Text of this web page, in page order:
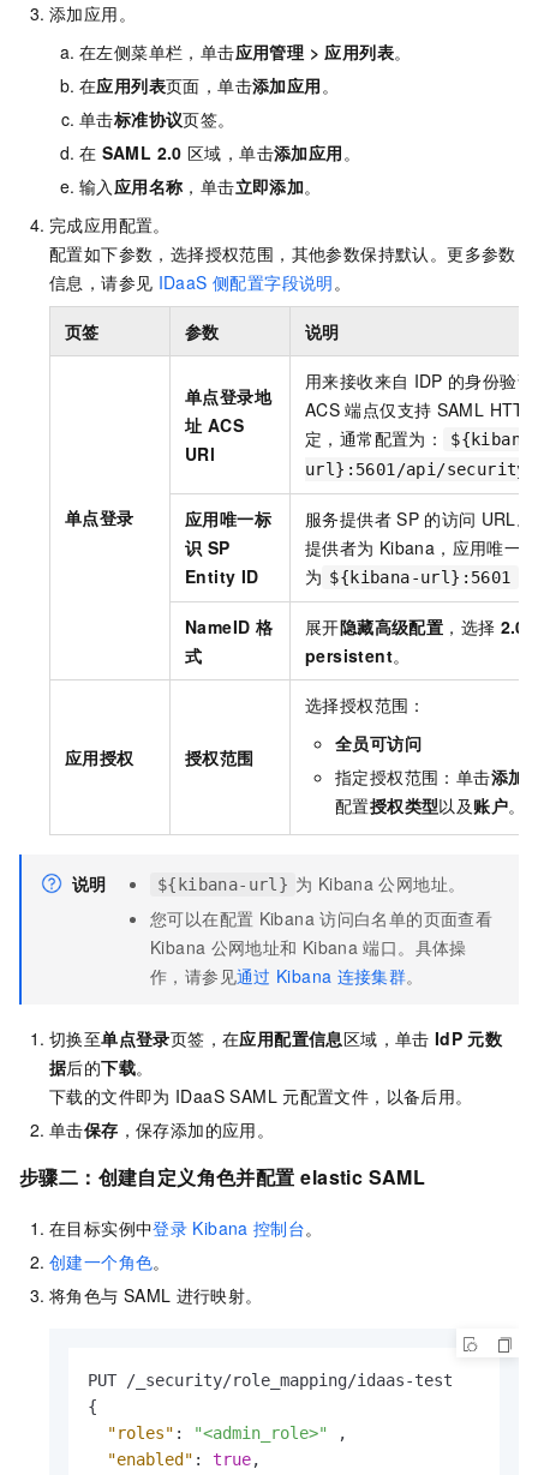
添加应用。
在左侧菜单栏，单击应用管理 >应用列表。
在应用列表页面，单击添加应用。
单击标准协议页签。
在 SAML 2.0 区域，单击添加应用。
输入应用名称 ，单击立即添加。
完成应用配置。
配置如下参数，选择授权范围，其他参数保持默认。更多参数
信息，请参见 IDaaS 侧配置字段说明。
页签 参数 说明
单点登录
单点登录地
址 ACS
URl
用来接收来自 IDP 的身份验
ACS 端点仅支持 SAML
定，通常配置为：
url}:5601/api/security/
应用唯一标
识 SP
Entity ID
服务提供者 SP 的访问 URL
提供者为 Kibana，应用唯一
为 ${kibana-url}:5601
NameID 格
式
展开隐藏高级配置 ，选择 2.0
persistent。
应用授权 授权范围
选择授权范围：
全员可访问
指定授权范围：单击添加
配置授权类型以及账户。
说明 ${kibana-url} 为 Kibana 公网地址。
您可以在配置 Kibana 访问白名单的页面查看
Kibana 公网地址和 Kibana 端口。具体操
作，请参见通过 Kibana 连接集群。
切换至单点登录页签，在应用配置信息区域，单击 IdP 元数
据后的下载。
下载的文件即为 IDaaS SAML 元配置文件，以备后用。
单击保存 ，保存添加的应用。
步骤二：创建自定义角色并配置 elastic SAML
在目标实例中登录 Kibana 控制台。
创建一个角色。
将角色与 SAML 进行映射。
{
"roles" : "<admin_role>"
,
"enabled" : true,